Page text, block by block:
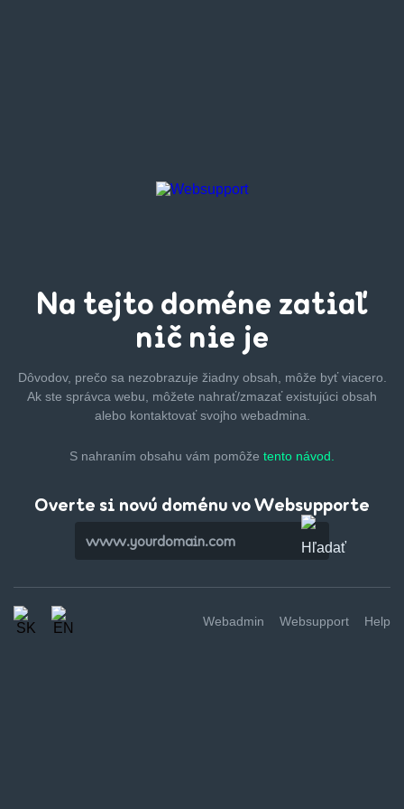
Na tejto doméne zatiaľ
nič nie je
Dôvodov, prečo sa nezobrazuje žiadny obsah, môže byťviacero.
Ak ste správca webu, môžete nahrať/zmazaťexistujúci obsah
alebo kontaktovať svojho webadmina.
S nahraním obsahu vám pomôže tento návod.
Overte si novú doménu vo Websupporte
Webadmin Websupport Help